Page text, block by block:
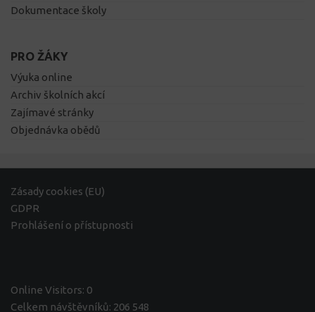
Dokumentace školy
PRO ŽÁKY
Výuka online
Archiv školních akcí
Zajímavé stránky
Objednávka obědů
Zásady cookies (EU)
GDPR
Prohlášení o přístupnosti
Online Visitors: 0
Celkem návštěvníků: 206 548